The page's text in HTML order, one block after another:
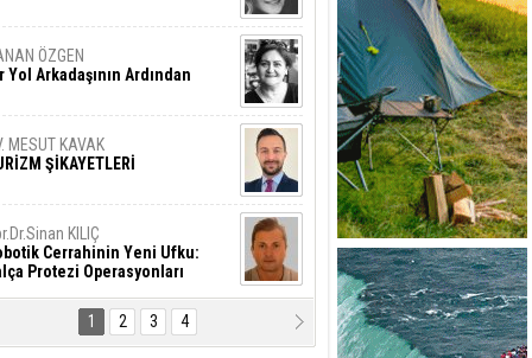
ÖZGEN
Yol Arkadaşının Ardından
MESUT KAVAK
ŞİKAYETLERİ
KILIÇ
Cerrahinin Yeni Ufku:
Protezi Operasyonları
BAŞAN
Şaşırmayacağız
1 2 3 4